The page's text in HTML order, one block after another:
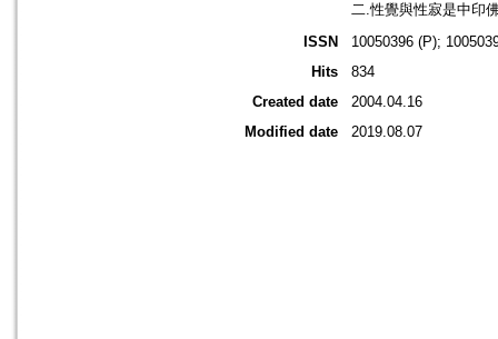
二.性覺與性寂是中印
ISSN
10050396 (P);
Hits
834
Created date
2004.04.16
Modified date
2019.08.07